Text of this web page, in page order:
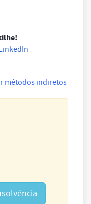
LinkedIn
métodos indiretos